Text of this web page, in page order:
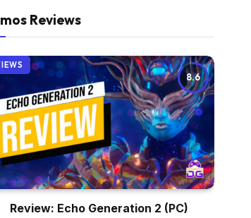
Reviews
8.6
Review: Echo Generation 2 (PC)